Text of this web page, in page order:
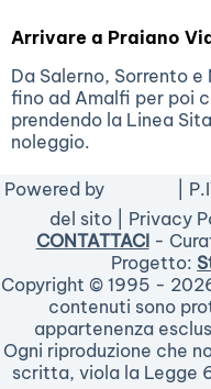
Arrivare a Praiano
Da Salerno, Sorrento
fino ad Amalfi per poi
prendendo la Linea
noleggio.
Powered by |
del sito
Privacy
CONTATTACI-
Progetto:
Copyright © 1995 -
contenuti sono
appartenenza
Ogni riproduzione che
scritta, viola la Legge